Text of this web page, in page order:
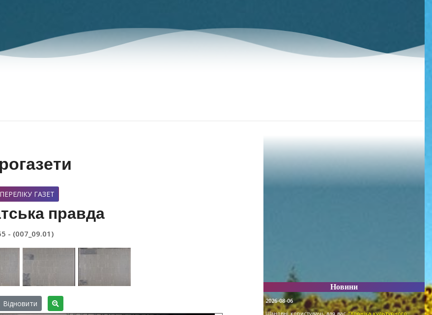
ГАЗЕТ
правда
- (007_09.01)
Відновити
Новини
2026-08-06
Шановні користувачі, для вас"Хроніка культурного